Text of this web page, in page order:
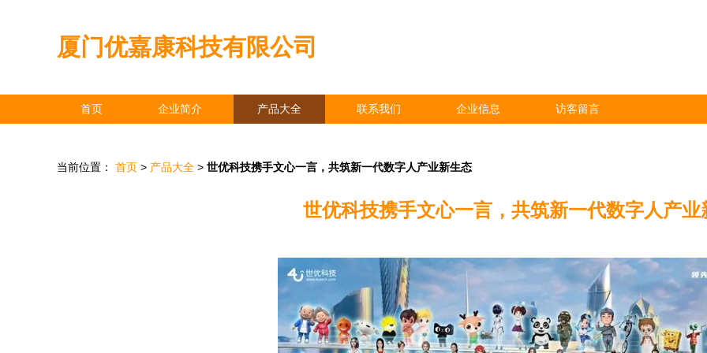
厦门优嘉康科技有限公司
首页 企业简介 产品大全 联系我们 企业信息 访客留言
当前位置： 首页 > 产品大全 > 世优科技携手文心一言，共筑新一代数字人产业新生态
世优科技携手文心一言，共筑新一代数字人产业